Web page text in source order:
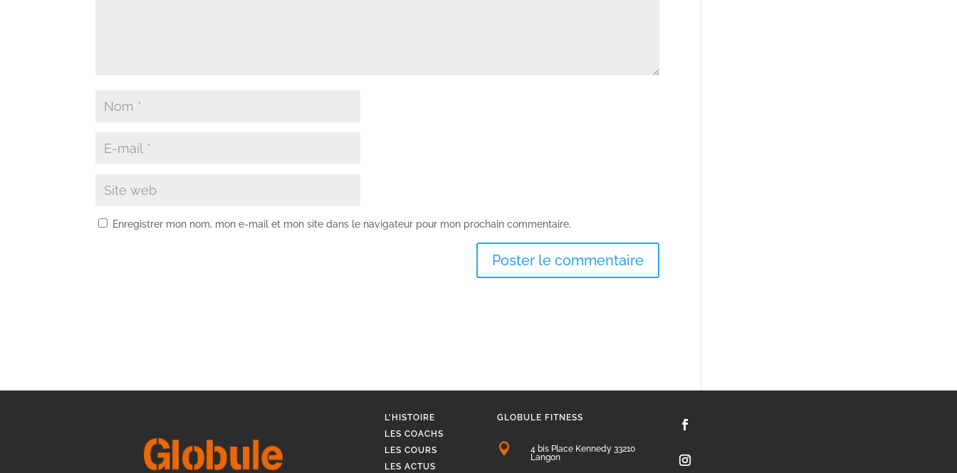
Enregistrer mon nom, mon e-mail et mon site dans le navigateur pour mon prochain commentaire.
L’HISTOIRE
LES COACHS
LES COURS
LES ACTUS
GLOBULE FITNESS

4 bis Place Kennedy 33210
Langon